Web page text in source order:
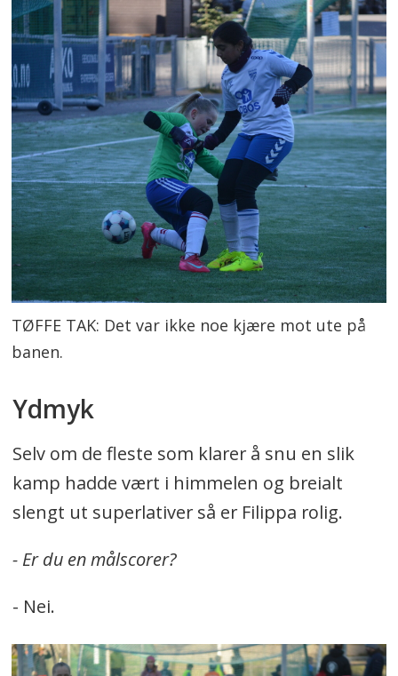
TØFFE TAK: Det var ikke noe kjære mot ute på
banen.
Ydmyk
Selv om de fleste som klarer å snu en slik
kamp hadde vært i himmelen og breialt
slengt ut superlativer så er Filippa rolig.
- Er du en målscorer?
- Nei.